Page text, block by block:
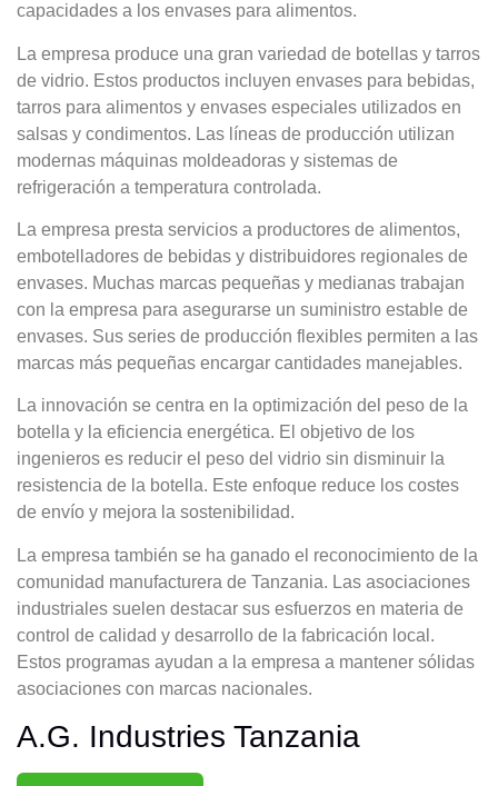
capacidades a los envases para alimentos.
La empresa produce una gran variedad de botellas y tarros
de vidrio. Estos productos incluyen envases para bebidas,
tarros para alimentos y envases especiales utilizados en
salsas y condimentos. Las líneas de producción utilizan
modernas máquinas moldeadoras y sistemas de
refrigeración a temperatura controlada.
La empresa presta servicios a productores de alimentos,
embotelladores de bebidas y distribuidores regionales de
envases. Muchas marcas pequeñas y medianas trabajan
con la empresa para asegurarse un suministro estable de
envases. Sus series de producción flexibles permiten a las
marcas más pequeñas encargar cantidades manejables.
La innovación se centra en la optimización del peso de la
botella y la eficiencia energética. El objetivo de los
ingenieros es reducir el peso del vidrio sin disminuir la
resistencia de la botella. Este enfoque reduce los costes
de envío y mejora la sostenibilidad.
La empresa también se ha ganado el reconocimiento de la
comunidad manufacturera de Tanzania. Las asociaciones
industriales suelen destacar sus esfuerzos en materia de
control de calidad y desarrollo de la fabricación local.
Estos programas ayudan a la empresa a mantener sólidas
asociaciones con marcas nacionales.
A.G. Industries Tanzania